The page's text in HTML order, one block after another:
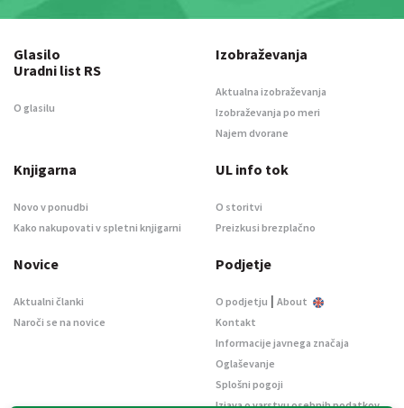
Glasilo
Uradni list RS
O glasilu
Izobraževanja
Aktualna izobraževanja
Izobraževanja po meri
Najem dvorane
Knjigarna
Novo v ponudbi
Kako nakupovati v spletni knjigarni
UL info tok
O storitvi
Preizkusi brezplačno
Novice
Aktualni članki
Naroči se na novice
Podjetje
O podjetju
About
Kontakt
Informacije javnega značaja
Oglaševanje
Splošni pogoji
Izjava o varstvu osebnih podatkov